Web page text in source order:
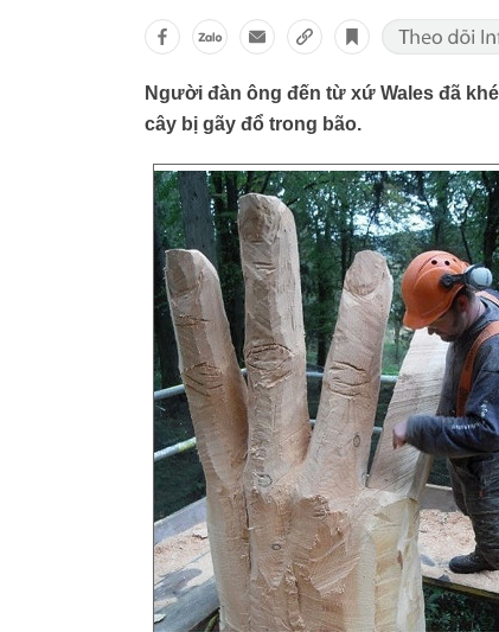
Người đàn ông đến từ xứ Wales đã
cây bị gãy đổ trong bão.